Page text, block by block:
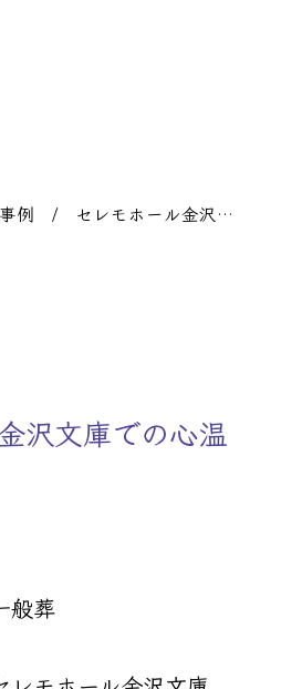
例 / セレモホール金沢文
庫での心温まるお葬
沢文庫での心温
般葬